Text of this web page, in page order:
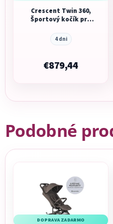
Crescent Twin 360,
Športový kočík pre
4 dni
€879,44
Podobné
DOPRAVA ZADARMO